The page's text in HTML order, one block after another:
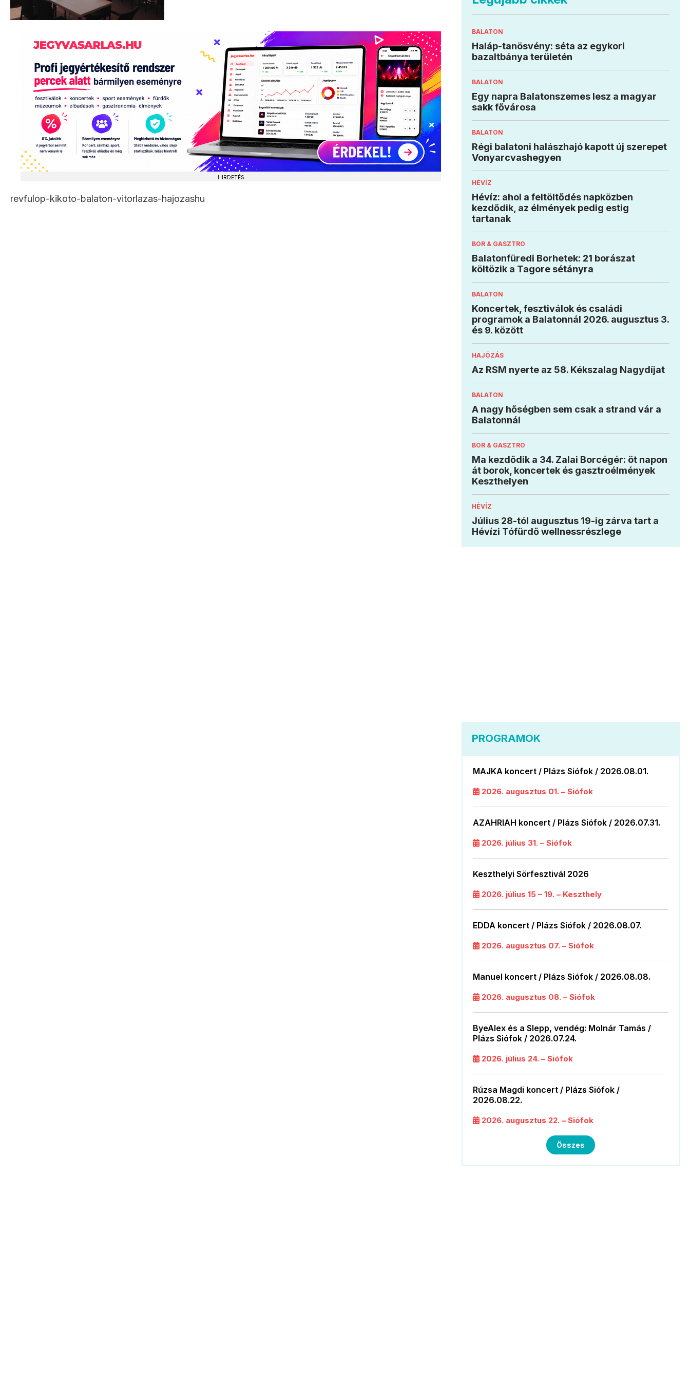
HIRDETÉS
revfulop-kikoto-balaton-vitorlazas-hajozashu
BALATON
Haláp-tanösvény: séta az egykori
bazaltbánya területén
BALATON
Egy napra Balatonszemes lesz a magyar
sakk fővárosa
BALATON
Régi balatoni halászhajó kapott új szerepet
Vonyarcvashegyen
HÉVÍZ
Hévíz: ahol a feltöltődés napközben
kezdődik, az élmények pedig estig
tartanak
BOR & GASZTRO
Balatonfüredi Borhetek: 21 borászat
költözik a Tagore sétányra
BALATON
Koncertek, fesztiválok és családi
programok a Balatonnál 2026. augusztus 3.
és 9. között
HAJÓZÁS
Az RSM nyerte az 58. Kékszalag Nagydíjat
BALATON
A nagy hőségben sem csak a strand vár a
Balatonnál
BOR & GASZTRO
Ma kezdődik a 34. Zalai Borcégér: öt napon
át borok, koncertek és gasztroélmények
Keszthelyen
HÉVÍZ
Július 28-tól augusztus 19-ig zárva tart a
Hévízi Tófürdő wellnessrészlege
PROGRAMOK
MAJKA koncert / Plázs Siófok / 2026.08.01.
2026. augusztus 01. – Siófok
AZAHRIAH koncert / Plázs Siófok / 2026.07.31.
2026. július 31. – Siófok
Keszthelyi Sörfesztivál 2026
2026. július 15 – 19. – Keszthely
EDDA koncert / Plázs Siófok / 2026.08.07.
2026. augusztus 07. – Siófok
Manuel koncert / Plázs Siófok / 2026.08.08.
2026. augusztus 08. – Siófok
ByeAlex és a Slepp, vendég: Molnár Tamás /
Plázs Siófok / 2026.07.24.
2026. július 24. – Siófok
Rúzsa Magdi koncert / Plázs Siófok /
2026.08.22.
2026. augusztus 22. – Siófok
Összes